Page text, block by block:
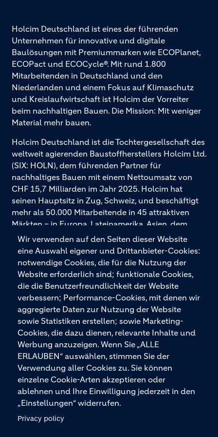
Wir verwenden auf den Seiten dieser Website
eine Auswahl eigener und Drittanbieter-Cookies:
notwendige Cookies, die für die Nutzung der
Website erforderlich sind; funktionale Cookies,
die die Benutzerfreundlichkeit der Website
verbessern; Performance-Cookies, mit denen wir
aggregierte Daten zur Nutzung der Website
sowie Statistiken erstellen; sowie Marketing-
Cookies, die dazu dienen, relevante Inhalte und
Werbung anzuzeigen. Wenn Sie „ALLE
ERLAUBEN“ auswählen, stimmen Sie der
Verwendung aller Cookies zu. Sie können
einzelne Cookie-Arten akzeptieren oder
ablehnen und Ihre Einwilligung jederzeit in den
„Einstellungen“ widerrufen.
Privacy policy
KONTAKTIEREN SIE UNS
Holcim Deutschland ist eines der führenden
Unternehmen für innovative und digitale
Baulösungen mit Premiummarken wie ECOPlanet,
ECOPact und ECOCycle®. Mit rund 1.800
Mitarbeitenden in Deutschland und den
Niederlanden und einem Fokus auf Klimaschutz
und Kreislaufwirtschaft ist Holcim der Vorreiter
beim nachhaltigen Bauen. Die Mission: Mit weniger
Material mehr bauen.
Holcim Deutschland ist die Tochtergesellschaft des
weltweit agierenden Baustoffherstellers Holcim Ltd.
(SIX: HOLN), dem führenden Partner für
nachhaltiges Bauen mit einem Nettoumsatz von
CHF 15,7 Milliarden im Jahr 2025. Holcim hat
seinen Hauptsitz in Zug, Schweiz, und beschäftigt
mehr als 50.000 Mitarbeitende in 45 attraktiven
Märkten – in Europa, Lateinamerika, Asien, dem
Nahen Osten und Afrika. Holcim wurde vom Top
Employers Institute als „Global Top Employer
2026“ ausgezeichnet. Holcim bietet hochwertige
Baustoffe und integrierte Baulösungen für den
gesamten Bauprozess – vom Fundament über den
Boden bis zu Wänden und Dächern – mit
Premiummarken wie ECOPact, ECOPlanet,
ECOCycle und Ytong.